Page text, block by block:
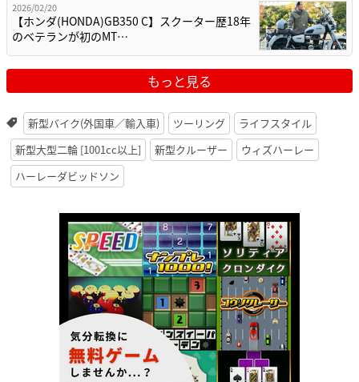
2026/02/20
【ホンダ(HONDA)GB350 C】スクーター歴18年
のベテランが初のMT…
もっと見る
新型バイク(外国車／輸入車) ツーリング
ライフスタイル
新型大型二輪 [1001cc以上]
新型クルーザー
ウィズハーレー
ハーレーダビッドソン